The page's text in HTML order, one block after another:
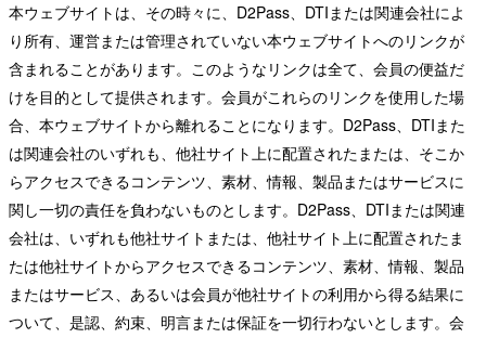
本ウェブサイトは、その時々に、D2Pass、DTIまたは関連会社によ
り所有、運営または管理されていない本ウェブサイトへのリンクが
含まれることがあります。このようなリンクは全て、会員の便益だ
けを目的として提供されます。会員がこれらのリンクを使用した場
合、本ウェブサイトから離れることになります。D2Pass、DTIまた
は関連会社のいずれも、他社サイト上に配置されたまたは、そこか
らアクセスできるコンテンツ、素材、情報、製品またはサービスに
関し一切の責任を負わないものとします。D2Pass、DTIまたは関連
会社は、いずれも他社サイトまたは、他社サイト上に配置されたま
たは他社サイトからアクセスできるコンテンツ、素材、情報、製品
またはサービス、あるいは会員が他社サイトの利用から得る結果に
ついて、是認、約束、明言または保証を一切行わないとします。会